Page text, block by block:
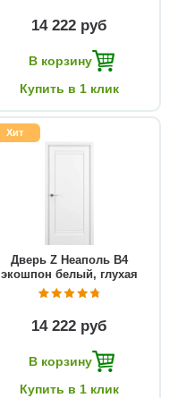
14 222 руб
В корзину
Купить в 1 клик
Хит
Дверь Z Неаполь В4
экошпон белый, глухая
14 222 руб
В корзину
Купить в 1 клик